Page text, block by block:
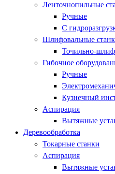
Ленточнопильные
Ручные
С
Шлифовальные
Точильно-
Гибочное
Ручные
Кузнечный
Аспирация
Вытяжные
Деревообработка
Токарные станки
Аспирация
Вытяжные